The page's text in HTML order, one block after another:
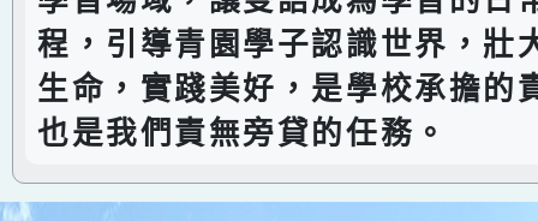
程，引導青園學子認識世界，壯
生命，實踐美好，是學校承擔的
也是我們責無旁貸的任務。